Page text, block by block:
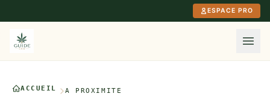
ESPACE PRO
ACCUEIL À PROXIMITÉ